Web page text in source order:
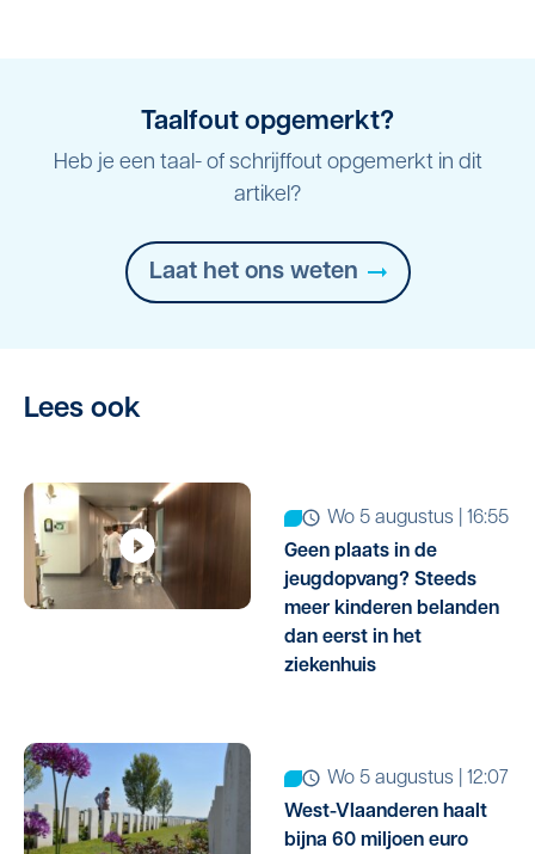
Taalfout opgemerkt?
Heb je een taal- of schrijffout opgemerkt in dit
artikel?
Laat het ons weten
Lees ook
wo 5 augustus | 16:55
Geen plaats in de
jeugdopvang? Steeds
meer kinderen belanden
dan eerst in het
ziekenhuis
wo 5 augustus | 12:07
West-Vlaanderen haalt
bijna 60 miljoen euro